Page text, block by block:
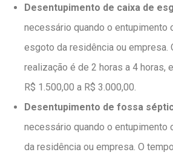
Desentupimento de caixa de
necessário quando o entupimento
esgoto da residência ou empresa.
realização é de 2 horas a 4 horas,
R$ 1.500,00 a R$ 3.000,00.
Desentupimento de fossa
necessário quando o entupimento
da residência ou empresa. O